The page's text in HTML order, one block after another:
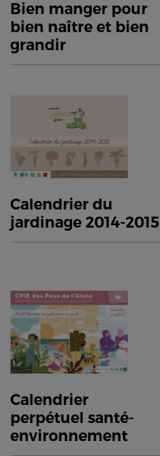
Bien manger pour
bien naître et bien
grandir
Calendrier du
jardinage 2014-2015
Calendrier
perpétuel santé-
environnement